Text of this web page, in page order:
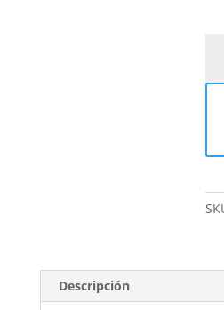
Descripción